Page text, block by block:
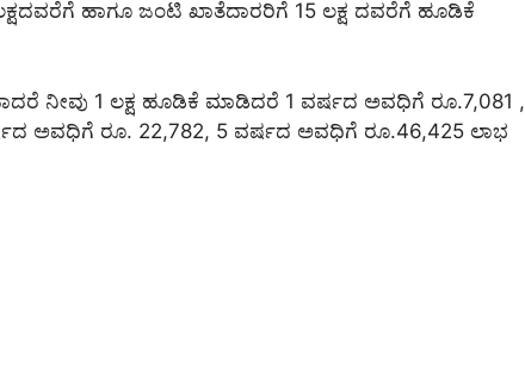
ಹಾಗೂ ಜಂಟಿ ಖಾತೆದಾರರಿಗೆ 15 ಲಕ್ಷ ದವರೆಗೆ ಹೂಡಿಕೆ
ನೀವು 1 ಲಕ್ಷ ಹೂಡಿಕೆ ಮಾಡಿದರೆ 1 ವರ್ಷದ ಅವಧಿಗೆ ರೂ.7,081 ,
ಅವಧಿಗೆ ರೂ. 22,782, 5 ವರ್ಷದ ಅವಧಿಗೆ ರೂ.46,425 ಲಾಭ